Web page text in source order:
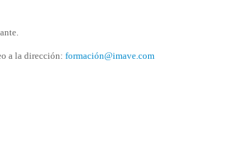
a la dirección:formación@imave.com